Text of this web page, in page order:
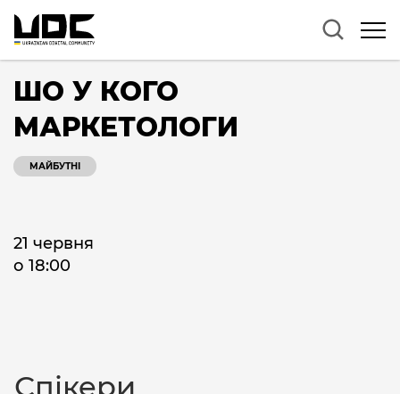
ШО У КОГО
МАРКЕТОЛОГИ
МАЙБУТНІ
21 червня
о 18:00
Спікери